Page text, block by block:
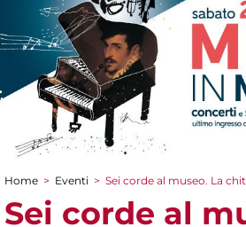
Tu sei qui
Home > Eventi > Sei corde al museo. La
Sei corde al